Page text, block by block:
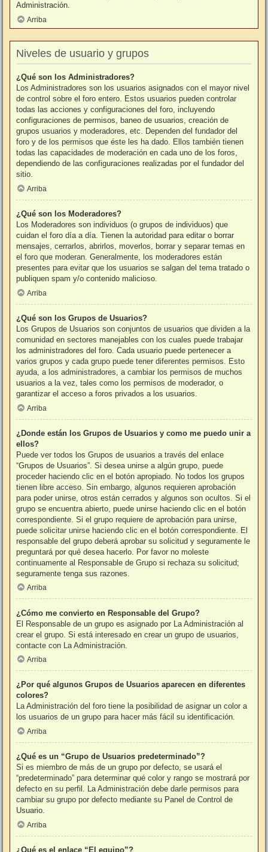
Administración.
Arriba
Niveles de usuario y grupos
¿Qué son los Administradores?
Los Administradores son los usuarios asignados con el mayor nivel
de control sobre el foro entero. Estos usuarios pueden controlar
todas las acciones y configuraciones del foro, incluyendo
configuraciones de permisos, baneo de usuarios, creación de
grupos usuarios y moderadores, etc. Dependen del fundador del
foro y de los permisos que éste les ha dado. Ellos también tienen
todas las capacidades de moderación en cada uno de los foros,
dependiendo de las configuraciones realizadas por el fundador del
sitio.
Arriba
¿Qué son los Moderadores?
Los Moderadores son individuos (o grupos de individuos) que
cuidan el foro día a día. Tienen la autoridad para editar o borrar
mensajes, cerrarlos, abrirlos, moverlos, borrar y separar temas en
el foro que moderan. Generalmente, los moderadores están
presentes para evitar que los usuarios se salgan del tema tratado o
publiquen spam y/o contenido malicioso.
Arriba
¿Qué son los Grupos de Usuarios?
Los Grupos de Usuarios son conjuntos de usuarios que dividen a la
comunidad en sectores manejables con los cuales puede trabajar
los administradores del foro. Cada usuario puede pertenecer a
varios grupos y cada grupo puede tener diferentes permisos. Esto
ayuda, a los administradores, a cambiar los permisos de muchos
usuarios a la vez, tales como los permisos de moderador, o
garantizar el acceso a foros privados a los usuarios.
Arriba
¿Donde están los Grupos de Usuarios y como me puedo unir a
ellos?
Puede ver todos los Grupos de usuarios a través del enlace
“Grupos de Usuarios”. Si desea unirse a algún grupo, puede
proceder haciendo clic en el botón apropiado. No todos los grupos
tienen libre acceso. Sin embargo, algunos requieren aprobación
para poder unirse, otros están cerrados y algunos son ocultos. Si el
grupo se encuentra abierto, puede unirse haciendo clic en el botón
correspondiente. Si el grupo requiere de aprobación para unirse,
puede solicitar unirse haciendo clic en el botón correspondiente. El
responsable del grupo deberá aprobar su solicitud y seguramente le
preguntará por qué desea hacerlo. Por favor no moleste
continuamente al Responsable de Grupo si rechaza su solicitud;
seguramente tenga sus razones.
Arriba
¿Cómo me convierto en Responsable del Grupo?
El Responsable de un grupo es asignado por La Administración al
crear el grupo. Si está interesado en crear un grupo de usuarios,
contacte con La Administración.
Arriba
¿Por qué algunos Grupos de Usuarios aparecen en diferentes
colores?
La Administración del foro tiene la posibilidad de asignar un color a
los usuarios de un grupo para hacer más fácil su identificación.
Arriba
¿Qué es un “Grupo de Usuarios predeterminado”?
Si es miembro de más de un grupo por defecto, se usará el
“predeterminado” para determinar qué color y rango se mostrará por
defecto en su perfil. La Administración debe darle permisos para
cambiar su grupo por defecto mediante su Panel de Control de
Usuario.
Arriba
¿Qué es el enlace “El equipo”?